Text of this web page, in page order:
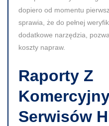
dopiero od momentu
sprawia, że do pełnej
dodatkowe narzędzia,
koszty napraw.
Raporty Z
Serwisów